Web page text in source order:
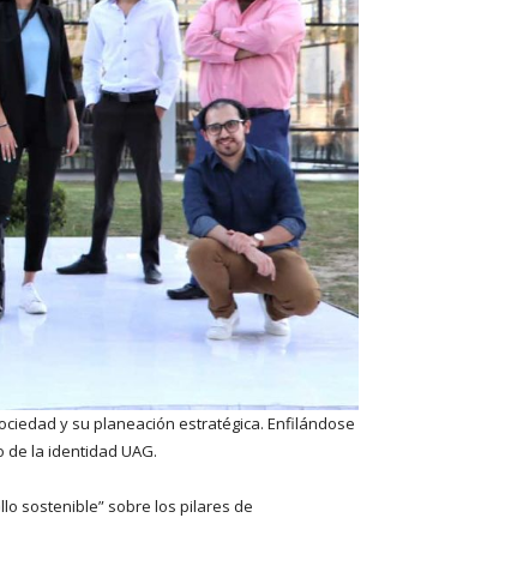
y su planeación estratégica. Enfilándose
la identidad UAG.
sostenible” sobre los pilares de